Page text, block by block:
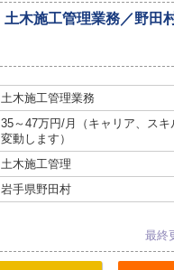
土木施工管理業務／野田
土木施工管理業務
35～47万円/月（キャリア、スキ
変動します）
土木施工管理
岩手県野田村
最終